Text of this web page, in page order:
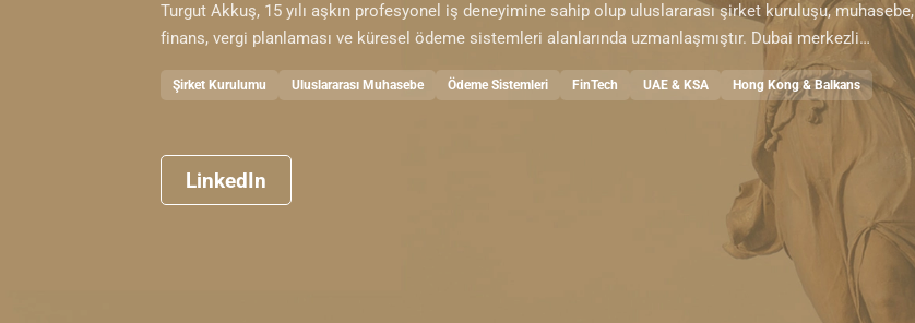
Turgut Akkuş, 15 yılı aşkın profesyonel iş deneyimine sahip olup uluslararası şirket kuruluşu, muhasebe,
finans, vergi planlaması ve küresel ödeme sistemleri alanlarında uzmanlaşmıştır. Dubai merkezli…
Şirket Kurulumu Uluslararası Muhasebe Ödeme Sistemleri FinTech UAE & KSA Hong Kong & Balkans
LinkedIn